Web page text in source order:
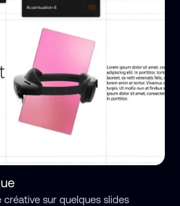
sur quelques slides